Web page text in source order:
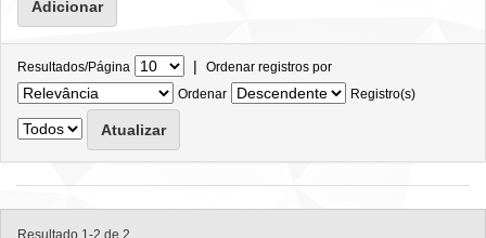
Resultados/Página | Ordenar registros por
Ordenar
Registro(s)
Resultado 1-2 de 2.